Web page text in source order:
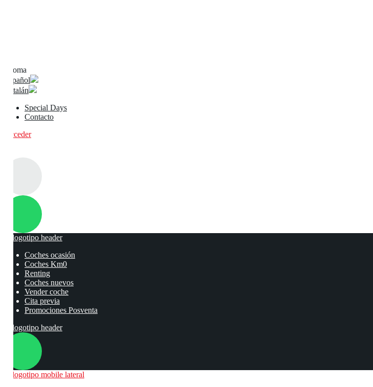
Idioma
Español
Catalán
Special Days
Contacto
Acceder
Coches ocasión
Coches Km0
Renting
Coches nuevos
Vender coche
Cita previa
Promociones Posventa